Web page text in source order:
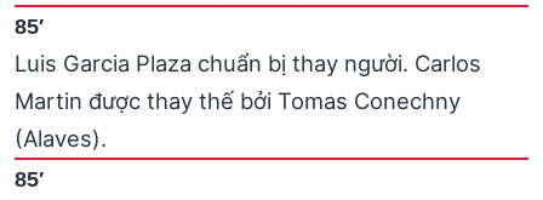
85′
Luis Garcia Plaza chuẩn bị thay người. Carlos
Martin được thay thế bởi Tomas Conechny
(Alaves).
85′